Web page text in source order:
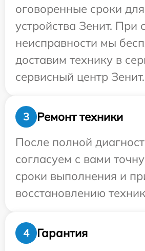
оговоренные сроки
устройства Зенит. При
неисправности мы
доставим технику в
сервисный центр Зенит.
3
Ремонт техники
После полной
согласуем с вами
сроки выполнения и
восстановлению
4 Гарантия